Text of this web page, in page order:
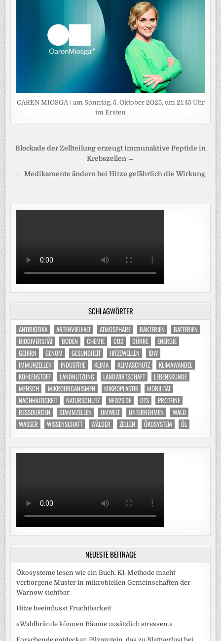
CAREN MIOSGA / am Sonntag, 5. Oktober 2025, um 21:45 Uhr
im Ersten
Beitragsnavigation
Blockade der Zellteilung erzeugt immunaktive Peptide in
Krebszellen →
← Medikamente ändern bei Hitze gefährlich die Wirkung
SCHLAGWÖRTER
ANTIBIOTIKA ARTENVIELFALT ATMOSPHÄRE BAKTERIEN
BATTERIEN
BIODIVERSITÄT
BODEN CHEMIE CO2 DÜRRE
ENERGIE
GEHIRN
GENOM GESUNDHEIT HITZEWELLEN
IDW
IMMUNZELLEN
INDUSTRIE KLIMA KLIMASCHUTZ
KLIMAWANDEL
KOHLENSTOFF
LANDNUTZUNG LANDWIRTSCHAFT
LEBENSKUNDE
MENSCH
MIKROORGANISMEN MIKROPLASTIK
MOBILITÄT
NACHHALTIGKEIT
NATURSCHUTZ NEWZS.DE OTS
PROTEINE
RESSOURCEN
STAMMZELLEN UMWELT UNTERNEHMEN
WALD
WASSER
WISSENSCHAFT WÄLDER ZELLEN ÖKOSYSTEM ÖL
NEUESTE BEITRÄGE
Ökosysteme lesen wie ein Buch: KI-Methode macht
verborgene Muster in mikrobiellen Gemeinschaften der
Warnow sichtbar
Hitze beeinflusst Fruchtbarkeit
«Waldbrände können Bäume zusätzlich stressen.»